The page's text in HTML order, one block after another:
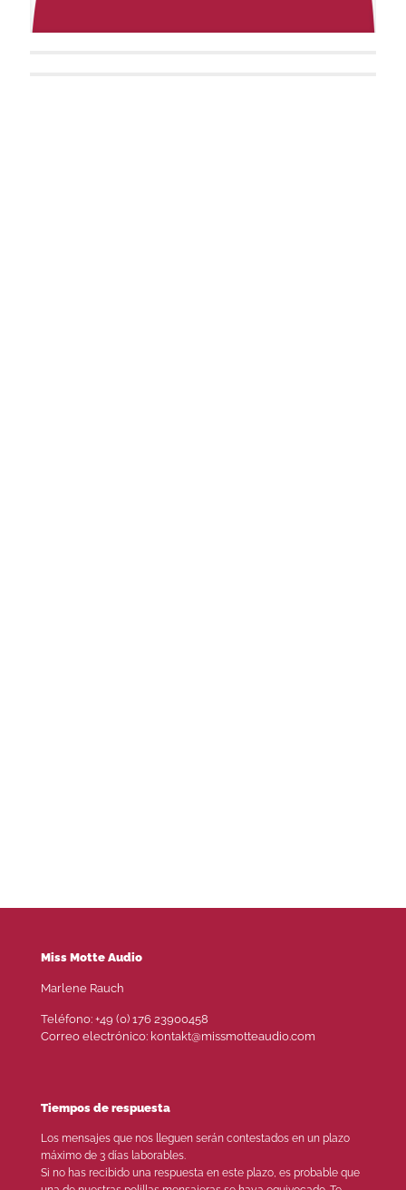
Miss Motte Audio
Marlene Rauch
Teléfono: +49 (0) 176 23900458
Correo electrónico: kontakt@missmotteaudio.com
Tiempos de respuesta
Los mensajes que nos lleguen serán contestados en un plazo
máximo de 3 días laborables.
Si no has recibido una respuesta en este plazo, es probable que